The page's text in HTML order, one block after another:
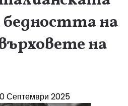
на
на
Септември 2025